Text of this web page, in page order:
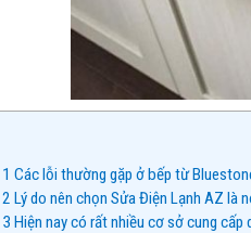
1 Các lỗi thường gặp ở bếp từ
2 Lý do nên chọn Sửa Điện Lạnh AZ là
3 Hiện nay có rất nhiều cơ sở cung